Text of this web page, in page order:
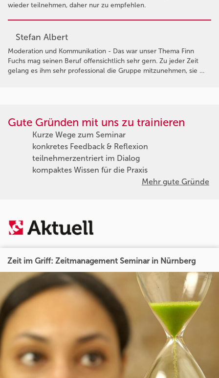
wieder teilnehmen, daher nur zu empfehlen.
Stefan Albert
Moderation und Kommunikation - Das war unser Thema Finn
Fuchs mag seinen Beruf offensichtlich sehr gern. Zu jeder Zeit
gelang es ihm sehr professional die Gruppe mitzunehmen, sie …
Gute Gründen mit uns zu trainieren
Kurze Wege zum Seminar
konkretes Feedback & Reflexion
teilnehmerzentriert im Dialog
kompaktes Wissen für die Praxis
Mehr gute Gründe
Zeit im Griff: Zeitmanagement Seminar in Nürnberg